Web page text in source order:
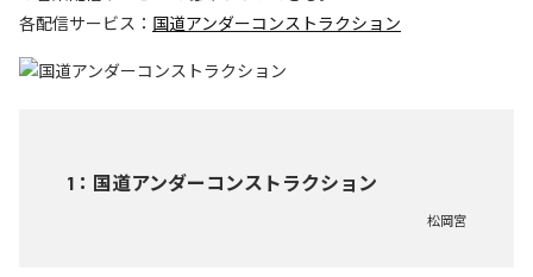
各配信サービス： 国道アンダーコンストラクション
1 ： 国道アンダーコンストラクション
松岡宮